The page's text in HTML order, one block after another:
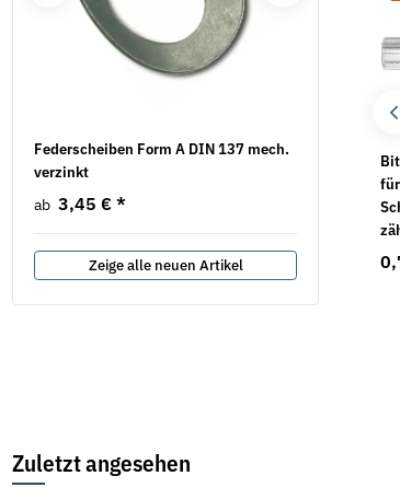
Sicherungsmuttern
DIN 985 verzinkt
0,57 €
Unterlegscheiben DIN
ab 1,07 €*
Federscheiben Form A DIN 137 mech.
verzinkt
ab 3,45 € * 2,05
Zeige alle neuen Artikel
Zuletzt angesehen